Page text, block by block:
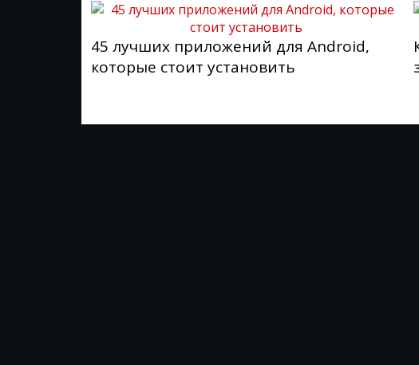
45 лучших приложений для Android,
которые стоит установить